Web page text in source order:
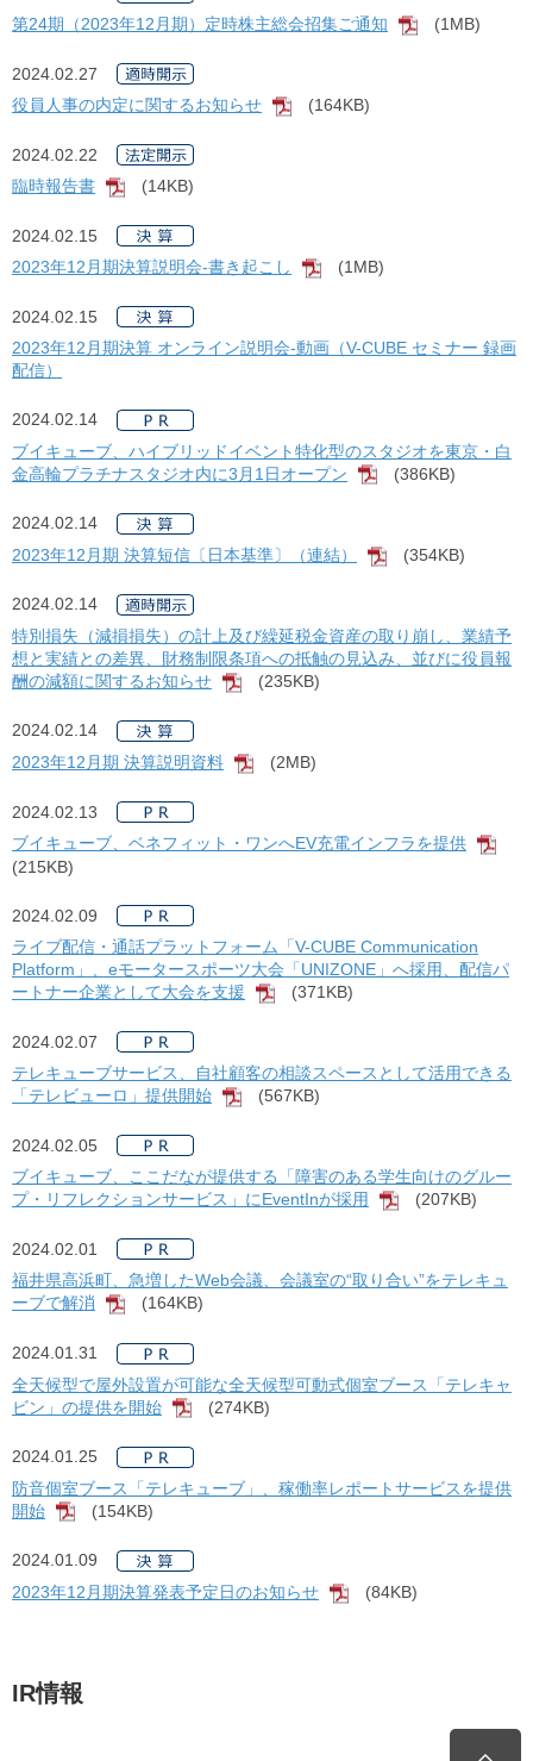
第24期（2023年12月期）定時株主総会招集ご通知
[PDF]
(1MB)
2024.02.27
役員人事の内定に関するお知らせ
[PDF]
(164KB)
2024.02.22
臨時報告書
[PDF]
(14KB)
2024.02.15
2023年12月期決算説明会-書き起こし
[PDF]
(1MB)
2024.02.15
2023年12月期決算 オンライン説明会-動画（V-CUBE セミナー 録画
配信）
2024.02.14
ブイキューブ、ハイブリッドイベント特化型のスタジオを東京・白
金高輪プラチナスタジオ内に3月1日オープン
[PDF]
(386KB)
2024.02.14
2023年12月期 決算短信〔日本基準〕（連結）
[PDF]
(354KB)
2024.02.14
特別損失（減損損失）の計上及び繰延税金資産の取り崩し、業績予
想と実績との差異、財務制限条項への抵触の見込み、並びに役員報
酬の減額に関するお知らせ
[PDF]
(235KB)
2024.02.14
2023年12月期 決算説明資料
[PDF]
(2MB)
2024.02.13
ブイキューブ、ベネフィット・ワンへEV充電インフラを提供
(215KB)
2024.02.09
ライブ配信・通話プラットフォーム「V-CUBE Communication
Platform」、eモータースポーツ大会「UNIZONE」へ採用、配信パ
ートナー企業として大会を支援
[PDF]
(371KB)
2024.02.07
テレキューブサービス、自社顧客の相談スペースとして活用できる
「テレビューロ」提供開始
[PDF]
(567KB)
2024.02.05
ブイキューブ、ここだなが提供する「障害のある学生向けのグルー
プ・リフレクションサービス」にEventInが採用
[PDF]
(207KB)
2024.02.01
福井県高浜町、急増したWeb会議、会議室の“取り合い”をテレキュ
ーブで解消
[PDF]
(164KB)
2024.01.31
全天候型で屋外設置が可能な全天候型可動式個室ブース「テレキャ
ビン」の提供を開始
[PDF]
(274KB)
2024.01.25
防音個室ブース「テレキューブ」、稼働率レポートサービスを提供
開始
[PDF]
(154KB)
2024.01.09
2023年12月期決算発表予定日のお知らせ
[PDF]
(84KB)
IR情報